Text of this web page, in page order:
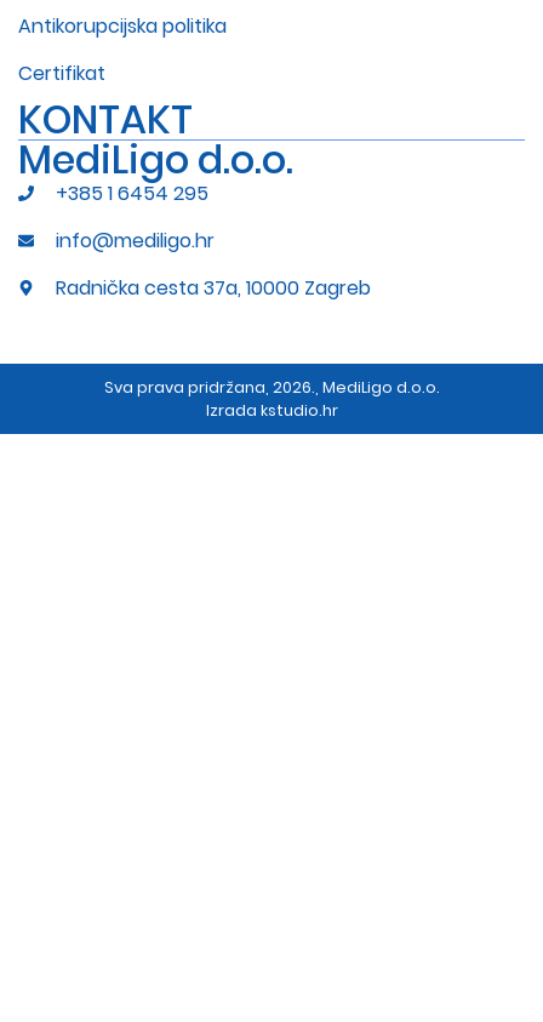
Antikorupcijska politika
Certifikat
KONTAKT
MediLigo d.o.o.
+385 1 6454 295
info@mediligo.hr
Radnička cesta 37a, 10000 Zagreb
Sva prava pridržana, 2026., MediLigo d.o.o.
Izrada kstudio.hr